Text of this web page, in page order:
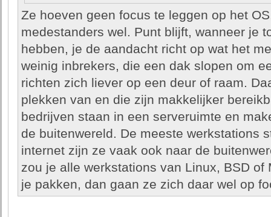
Ze hoeven geen focus te leggen op het
medestanders wel. Punt blijft, wanneer je
hebben, je de aandacht richt op wat het
weinig inbrekers, die een dak slopen om
richten zich liever op een deur of raam.
plekken van en die zijn makkelijker
bedrijven staan in een serveruimte en
de buitenwereld. De meeste werkstations
internet zijn ze vaak ook naar de
zou je alle werkstations van Linux, BSD of
je pakken, dan gaan ze zich daar wel op